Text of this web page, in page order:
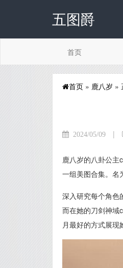
五图爵
首页
首页 » 鹿八岁 »
2024/05/09 |
鹿八岁的八卦公主
一组美图合集。名
深入研究每个角色
而在她的刀剑神域
月最好的方式展现